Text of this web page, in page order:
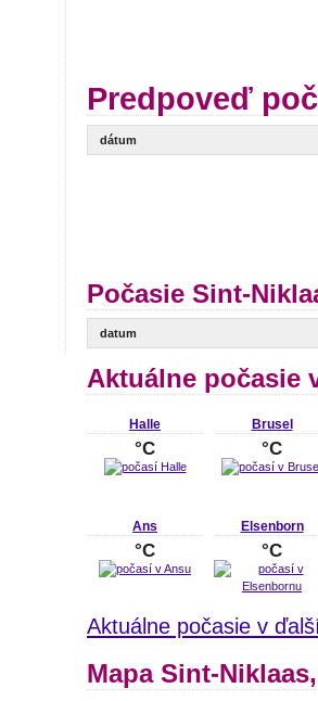
Predpoveď
dátum
Počasie Sint-
datum
Aktuálne počasie
Halle
°C
Brusel
°C
Ans
°C
Elsenborn
°C
Aktuálne počasie v
Mapa Sint-